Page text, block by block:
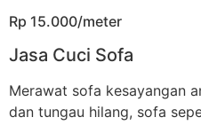
Rp 15.000/meter
Jasa Cuci Sofa
Merawat sofa kesayangan
dan tungau hilang, sofa